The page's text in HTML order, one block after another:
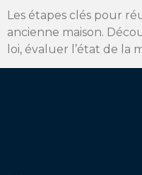
Les étapes clés pour
ancienne maison.
loi, évaluer l’état de la